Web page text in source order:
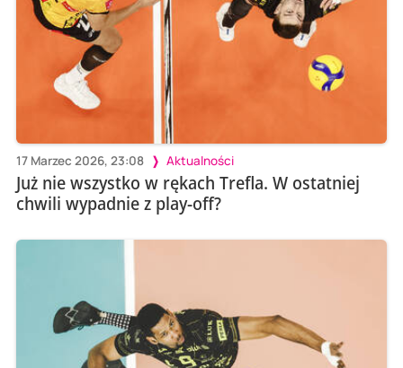
17 Marzec 2026, 23:08 Aktualności
Już nie wszystko w rękach Trefla. W ostatniej
chwili wypadnie z play-off?